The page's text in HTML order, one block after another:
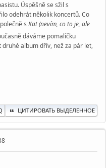
Úspěšně se sžil s
odehrát několik koncertů. Co
s Kat(nevím, co to je, ale
dáváme pomaličku
album dřív, než za pár let,
ЦИТИРОВАТЬ ВЫДЕЛЕННОЕ